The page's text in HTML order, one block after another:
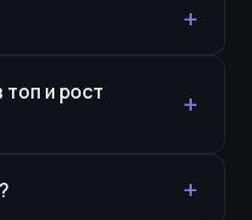
+
и рост
+
+